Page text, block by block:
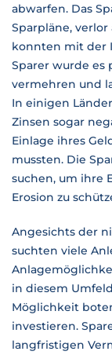
abwarfen. Das
Sparpläne,
konnten mit der
Sparer wurde es
vermehren und
In einigen
Zinsen sogar
Einlage ihres
mussten. Die
suchen, um ihre
Erosion zu
Angesichts der
suchten viele
in diesem
Möglichkeit
investieren.
langfristigen